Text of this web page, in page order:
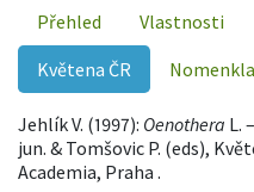
Přehled Vlastnosti
Květena ČR
Jehlík V. (1997): Oenothera L.
jun. & Tomšovic P. (eds),
Academia, Praha .